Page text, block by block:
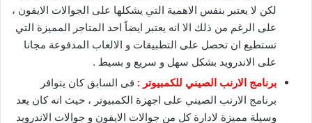
لكن لا يعتبر بنفس الاهمية التي يشكلها على الجوالات الايفون ،
على الرغم من ذلك الا انه يعتبر ايضاً احد المتاجر المميزة التي
تستطيع ان تحصل على التطبيقات و الالعاب المدفوعة مجانا
على الاندرويد بشكل سهل و سريع و بسيط .
برنامج الارنب الصيني للكمبيوتر : فى السابق كان يتوافر
برنامج الارنب الصيني على اجهزة الكمبيوتر ، حيث انه كان يعد
وسيلة مميزة لادارة كل من جوالات الايفون و جوالات الاندرويد